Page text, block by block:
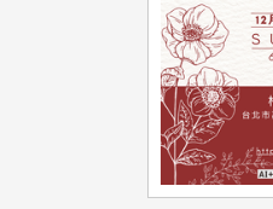
大学主任秘书、中文系校友